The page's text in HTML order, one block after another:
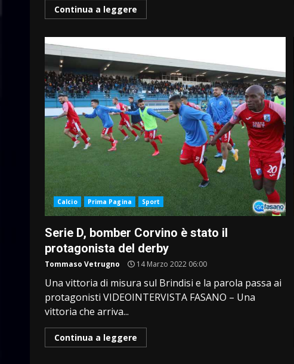
Continua a leggere
Calcio Prima Pagina Sport
Serie D, bomber Corvino è stato il
protagonista del derby
Tommaso Vetrugno 14 Marzo 2022 06:00
Una vittoria di misura sul Brindisi e la parola passa ai
protagonisti VIDEOINTERVISTA FASANO – Una
vittoria che arriva...
Continua a leggere